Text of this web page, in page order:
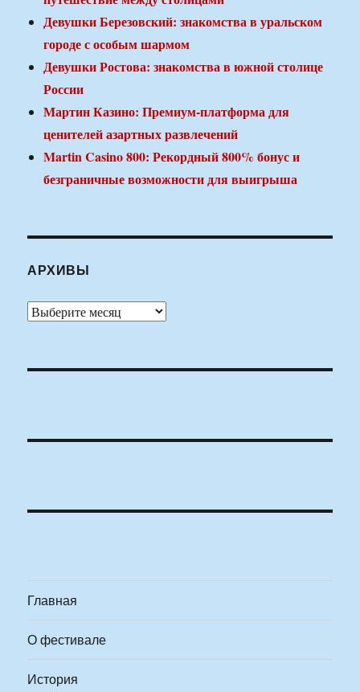
Девушки Березовский: знакомства в уральском
городе с особым шармом
Девушки Ростова: знакомства в южной столице
России
Мартин Казино: Премиум-платформа для
ценителей азартных развлечений
Martin Casino 800: Рекордный 800% бонус и
безграничные возможности для выигрыша
АРХИВЫ
Архивы
Главная
О фестивале
История